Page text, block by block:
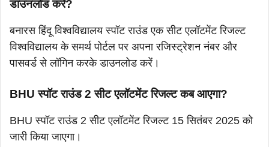
डाउनलोड करें?
बनारस हिंदू विश्वविद्यालय स्पॉट राउंड एक सीट एलॉटमेंट रिजल्ट
विश्वविद्यालय के समर्थ पोर्टल पर अपना रजिस्ट्रेशन नंबर और
पासवर्ड से लॉगिन करके डाउनलोड करें।
BHU स्पॉट राउंड 2 सीट एलॉटमेंट रिजल्ट कब आएगा?
BHU स्पॉट राउंड 2 सीट एलॉटमेंट रिजल्ट 15 सितंबर 2025 को
जारी किया जाएगा।